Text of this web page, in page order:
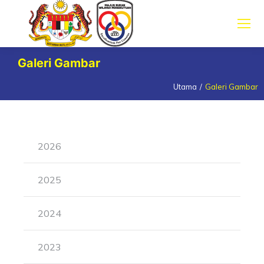
Galeri Gambar
Utama Galeri Gambar
2026
2025
2024
2023